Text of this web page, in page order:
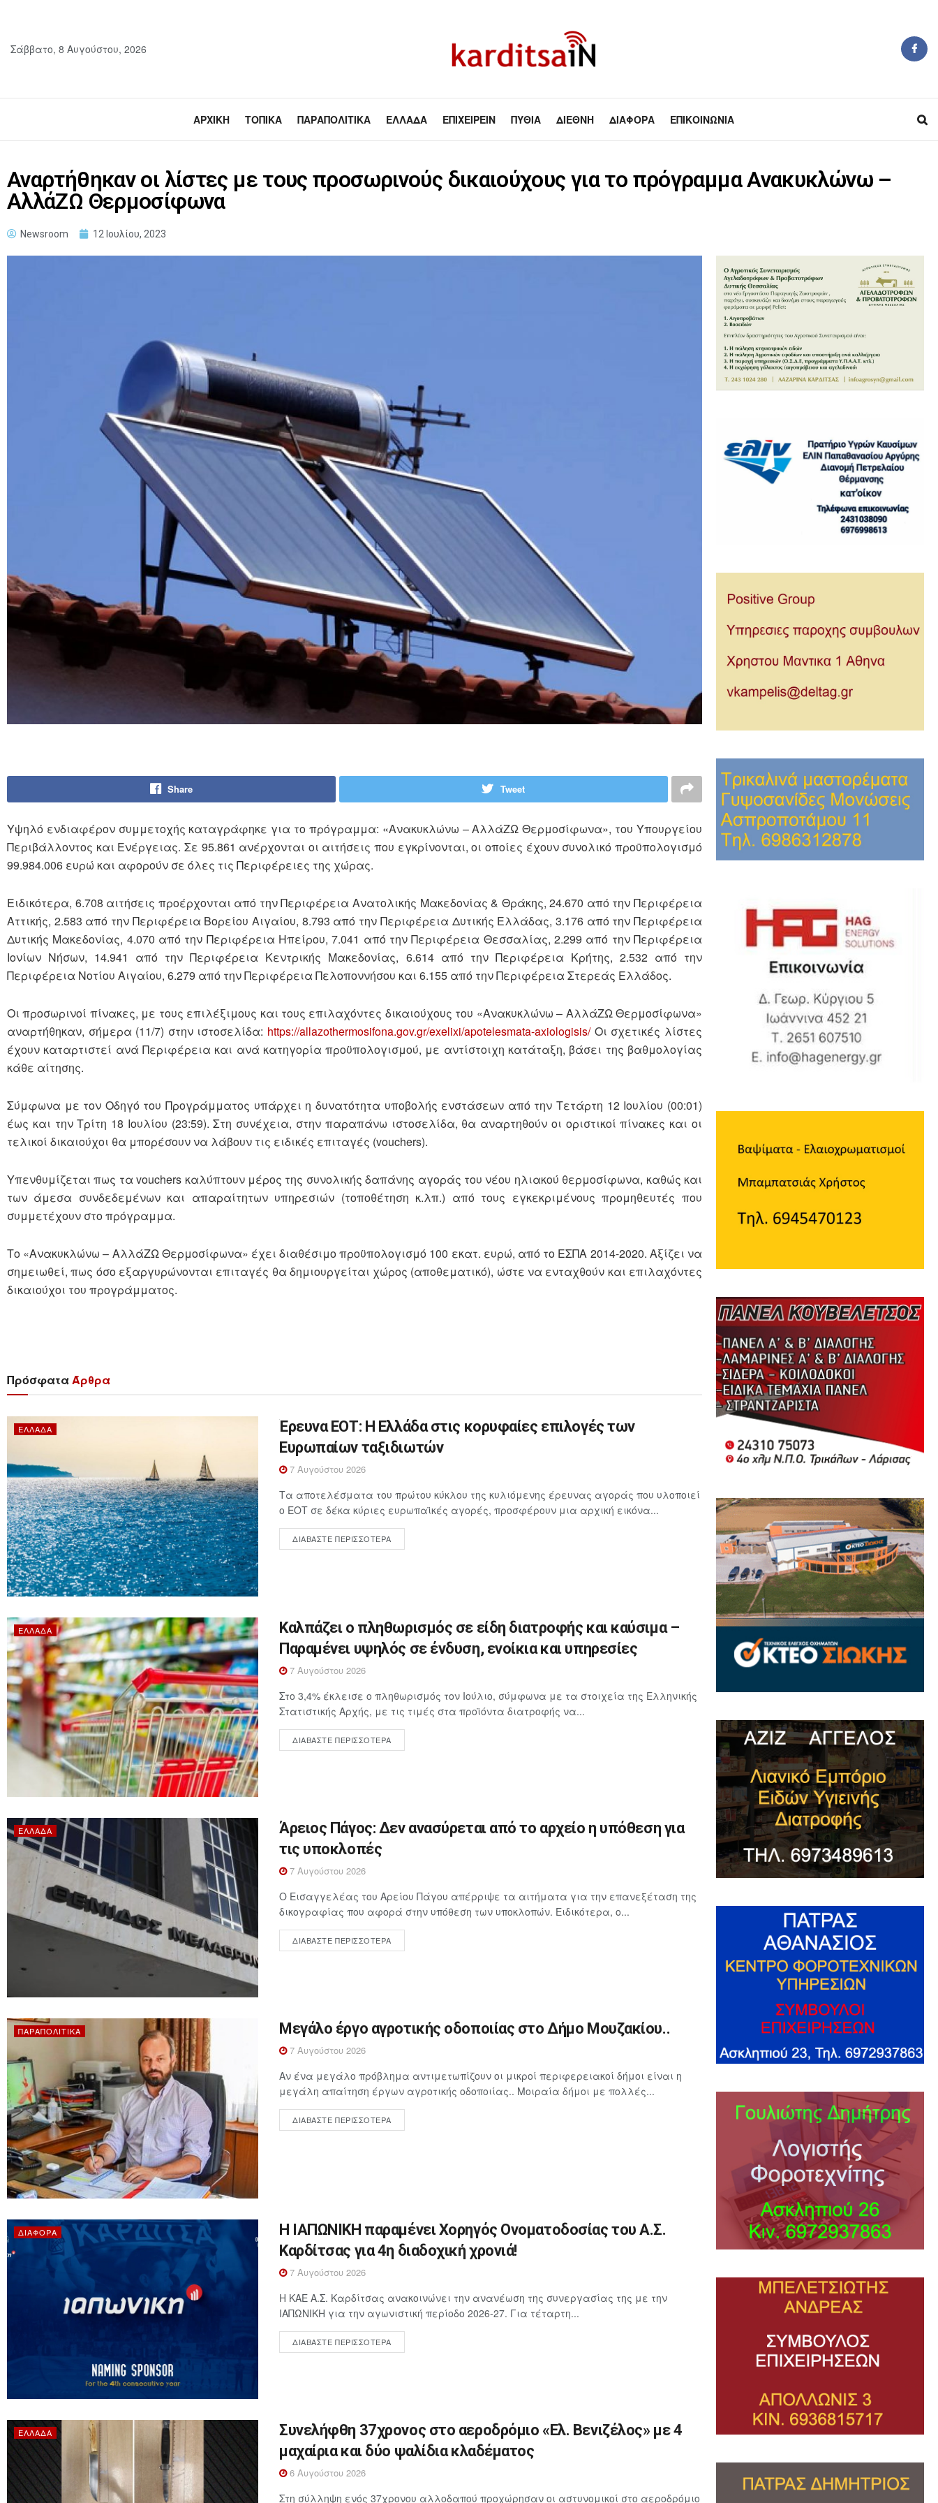
Σάββατο, 8 Αυγούστου, 2026
ΑΡΧΙΚΉ ΤΟΠΙΚΆ ΠΑΡΑΠΟΛΙΤΙΚΆ ΕΛΛΆΔΑ ΕΠΙΧΕΙΡΕΊΝ ΠΥΘΊΑ ΔΙΕΘΝΉ ΔΙΆΦΟΡΑ ΕΠΙΚΟΙΝΩΝΊΑ
Αναρτήθηκαν οι λίστες με τους προσωρινούς δικαιούχους για το πρόγραμμα Ανακυκλώνω –
ΑλλάΖΩ Θερμοσίφωνα
Newsroom 12 Ιουλίου, 2023
Share Tweet
Υψηλό ενδιαφέρον συμμετοχής καταγράφηκε για το πρόγραμμα: «Ανακυκλώνω – ΑλλάΖΩ Θερμοσίφωνα», του Υπουργείου
Περιβάλλοντος και Ενέργειας. Σε 95.861 ανέρχονται οι αιτήσεις που εγκρίνονται, οι οποίες έχουν συνολικό προϋπολογισμό
99.984.006 ευρώ και αφορούν σε όλες τις Περιφέρειες της χώρας.
Ειδικότερα, 6.708 αιτήσεις προέρχονται από την Περιφέρεια Ανατολικής Μακεδονίας & Θράκης, 24.670 από την Περιφέρεια
Αττικής, 2.583 από την Περιφέρεια Βορείου Αιγαίου, 8.793 από την Περιφέρεια Δυτικής Ελλάδας, 3.176 από την Περιφέρεια
Δυτικής Μακεδονίας, 4.070 από την Περιφέρεια Ηπείρου, 7.041 από την Περιφέρεια Θεσσαλίας, 2.299 από την Περιφέρεια
Ιονίων Νήσων, 14.941 από την Περιφέρεια Κεντρικής Μακεδονίας, 6.614 από την Περιφέρεια Κρήτης, 2.532 από την
Περιφέρεια Νοτίου Αιγαίου, 6.279 από την Περιφέρεια Πελοποννήσου και 6.155 από την Περιφέρεια Στερεάς Ελλάδος.
Οι προσωρινοί πίνακες, με τους επιλέξιμους και τους επιλαχόντες δικαιούχους του «Ανακυκλώνω – ΑλλάΖΩ Θερμοσίφωνα»
αναρτήθηκαν, σήμερα (11/7) στην ιστοσελίδα: https://allazothermosifona.gov.gr/exelixi/apotelesmata-axiologisis/Οι σχετικές λίστες
έχουν καταρτιστεί ανά Περιφέρεια και ανά κατηγορία προϋπολογισμού, με αντίστοιχη κατάταξη, βάσει της βαθμολογίας
κάθε αίτησης.
Σύμφωνα με τον Οδηγό του Προγράμματος υπάρχει η δυνατότητα υποβολής ενστάσεων από την Τετάρτη 12 Ιουλίου (00:01)
έως και την Τρίτη 18 Ιουλίου (23:59). Στη συνέχεια, στην παραπάνω ιστοσελίδα, θα αναρτηθούν οι οριστικοί πίνακες και οι
τελικοί δικαιούχοι θα μπορέσουν να λάβουν τις ειδικές επιταγές (vouchers).
Υπενθυμίζεται πως τα vouchers καλύπτουν μέρος της συνολικής δαπάνης αγοράς του νέου ηλιακού θερμοσίφωνα, καθώς και
των άμεσα συνδεδεμένων και απαραίτητων υπηρεσιών (τοποθέτηση κ.λπ.) από τους εγκεκριμένους προμηθευτές που
συμμετέχουν στο πρόγραμμα.
Το «Ανακυκλώνω – ΑλλάΖΩ Θερμοσίφωνα» έχει διαθέσιμο προϋπολογισμό 100 εκατ. ευρώ, από το ΕΣΠΑ 2014-2020. Αξίζει να
σημειωθεί, πως όσο εξαργυρώνονται επιταγές θα δημιουργείται χώρος (αποθεματικό), ώστε να ενταχθούν και επιλαχόντες
δικαιούχοι του προγράμματος.
ΠρόσφαταΆρθρα
ΕΛΛΆΔΑ
Έρευνα ΕΟΤ: Η Ελλάδα στις κορυφαίες επιλογές των
Ευρωπαίων ταξιδιωτών
7 Αυγούστου 2026
Τα αποτελέσματα του πρώτου κύκλου της κυλιόμενης έρευνας αγοράς που υλοποιεί
ο ΕΟΤ σε δέκα κύριες ευρωπαϊκές αγορές, προσφέρουν μια αρχική εικόνα...
ΔΙΑΒΆΣΤΕ ΠΕΡΙΣΣΌΤΕΡΑ
ΕΛΛΆΔΑ
Καλπάζει ο πληθωρισμός σε είδη διατροφής και καύσιμα –
Παραμένει υψηλός σε ένδυση, ενοίκια και υπηρεσίες
7 Αυγούστου 2026
Στο 3,4% έκλεισε ο πληθωρισμός τον Ιούλιο, σύμφωνα με τα στοιχεία της Ελληνικής
Στατιστικής Αρχής, με τις τιμές στα προϊόντα διατροφής να...
ΔΙΑΒΆΣΤΕ ΠΕΡΙΣΣΌΤΕΡΑ
ΕΛΛΆΔΑ
Άρειος Πάγος: Δεν ανασύρεται από το αρχείο η υπόθεση για
τις υποκλοπές
7 Αυγούστου 2026
Ο Εισαγγελέας του Αρείου Πάγου απέρριψε τα αιτήματα για την επανεξέταση της
δικογραφίας που αφορά στην υπόθεση των υποκλοπών. Ειδικότερα, ο...
ΔΙΑΒΆΣΤΕ ΠΕΡΙΣΣΌΤΕΡΑ
ΠΑΡΑΠΟΛΙΤΙΚΆ Μεγάλο έργο αγροτικής οδοποιίας στο Δήμο Μουζακίου..
7 Αυγούστου 2026
Αν ένα μεγάλο πρόβλημα αντιμετωπίζουν οι μικροί περιφερειακοί δήμοι είναι η
μεγάλη απαίτηση έργων αγροτικής οδοποιίας.. Μοιραία δήμοι με πολλές...
ΔΙΑΒΆΣΤΕ ΠΕΡΙΣΣΌΤΕΡΑ
ΔΙΆΦΟΡΑ
Η ΙΑΠΩΝΙΚΗ παραμένει Χορηγός Ονοματοδοσίας του Α.Σ.
Καρδίτσας για 4η διαδοχική χρονιά!
7 Αυγούστου 2026
Η ΚΑΕ Α.Σ. Καρδίτσας ανακοινώνει την ανανέωση της συνεργασίας της με την
ΙΑΠΩΝΙΚΗ για την αγωνιστική περίοδο 2026-27. Για τέταρτη...
ΔΙΑΒΆΣΤΕ ΠΕΡΙΣΣΌΤΕΡΑ
ΕΛΛΆΔΑ
Συνελήφθη 37χρονος στο αεροδρόμιο «Ελ. Βενιζέλος» με 4
μαχαίρια και δύο ψαλίδια κλαδέματος
6 Αυγούστου 2026
Στη σύλληψη ενός 37χρονου αλλοδαπού προχώρησαν οι αστυνομικοί στο αεροδρόμιο